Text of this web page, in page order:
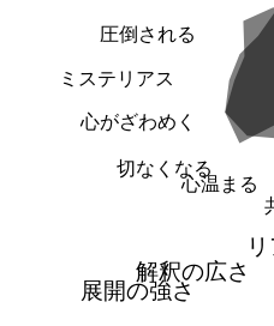
心温まる
切なくなる
心がざわめく
ミステリアス
圧倒される
展開の強さ
解釈の広さ